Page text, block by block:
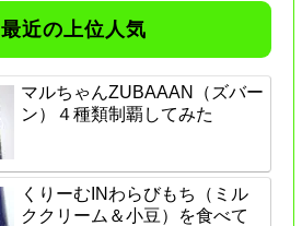
最近の上位人気
マルちゃんZUBAAAN（ズバー
ン）４種類制覇してみた
くりーむINわらびもち（ミル
ククリーム＆小豆）を食べて